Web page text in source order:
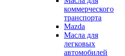
коммерческого
транспорта
Mazda
Масла для
легковых
автомобилей